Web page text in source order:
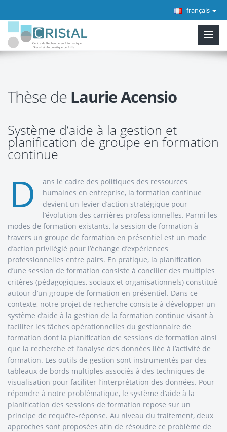
français
Thèse de Laurie Acensio
Système d’aide à la gestion et
planification de groupe en formation
continue
D
ans le cadre des politiques des ressources
humaines en entreprise, la formation continue
devient un levier d’action stratégique pour
l’évolution des carrières professionnelles. Parmi les
modes de formation existants, la session de formation à
travers un groupe de formation en présentiel est un mode
d’action privilégié pour l’échange d’expériences
professionnelles entre pairs. En pratique, la planification
d’une session de formation consiste à concilier des multiples
critères (pédagogiques, sociaux et organisationnels) constitué
autour d’un groupe de formation en présentiel. Dans ce
contexte, notre projet de recherche consiste à développer un
système d’aide à la gestion de la formation continue visant à
faciliter les tâches opérationnelles du gestionnaire de
formation dont la planification de sessions de formation ainsi
que la recherche et l’analyse des données liée à l’activité de
formation. Les outils de gestion sont instrumentés par des
tableaux de bords multiples associés à des techniques de
visualisation pour faciliter l’interprétation des données. Pour
répondre à notre problématique, le système d’aide à la
planification des sessions de formation repose sur un
principe de requête-réponse. Au niveau du traitement, deux
approches sont proposées afin de résoudre ce problème de